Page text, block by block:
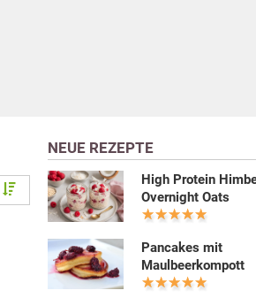
NEUE REZEPTE
High Protein
Overnight Oats
Pancakes mit
Maulbeerkompott